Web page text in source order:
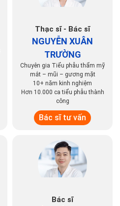
Thạc sĩ - Bác sĩ
NGUYỄN XUÂN
TRƯỜNG
Chuyên gia Tiểu phẫu thẩm mỹ
mắt – mũi – gương mặt
10+ năm kinh nghiệm
Hơn 10.000 ca tiểu phẫu thành
công
Bác sĩ tư vấn
Bác sĩ